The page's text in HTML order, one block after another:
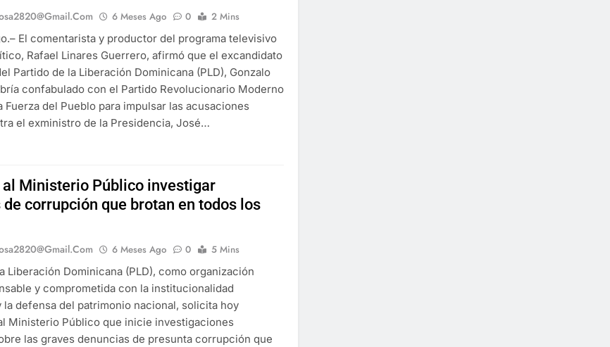
6 Meses Ago 0
2 Mins
El comentarista y productor del programa televisivo
Rafael Linares Guerrero, afirmó que el excandidato
Partido de la Liberación Dominicana (PLD), Gonzalo
confabulado con el Partido Revolucionario Moderno
Fuerza del Pueblo para impulsar las acusaciones
el exministro de la Presidencia, José…
al Ministerio Público investigar
corrupción que brotan en todos los
6 Meses Ago 0
5 Mins
Liberación Dominicana (PLD), como organización
y comprometida con la institucionalidad
la defensa del patrimonio nacional, solicita hoy
Ministerio Público que inicie investigaciones
las graves denuncias de presunta corrupción que